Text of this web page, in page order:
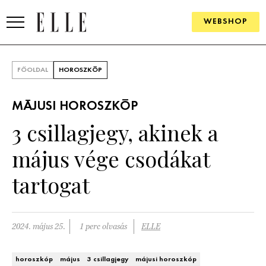
WEBSHOP
SZÉPSÉG
KULTÚRA
ÉLETMÓD
PÁRKAPCSOLAT
FŐOLDAL HOROSZKÓP
MÁJUSI HOROSZKÓP
3 csillagjegy, akinek a
május vége csodákat
tartogat
2024. május 25. 1 perc olvasás ELLE
horoszkóp május 3 csillagjegy májusi horoszkóp